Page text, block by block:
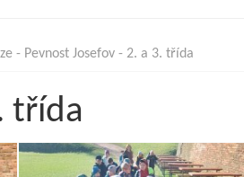
- Pevnost Josefov - 2. a 3. třída
třída